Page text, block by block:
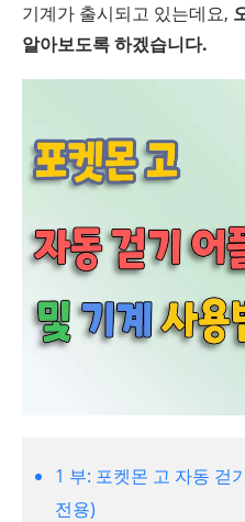
기계가 출시되고 있는데요,
알아보도록 하겠습니다.
1 부: 포켓몬 고 자동 걷
전용)